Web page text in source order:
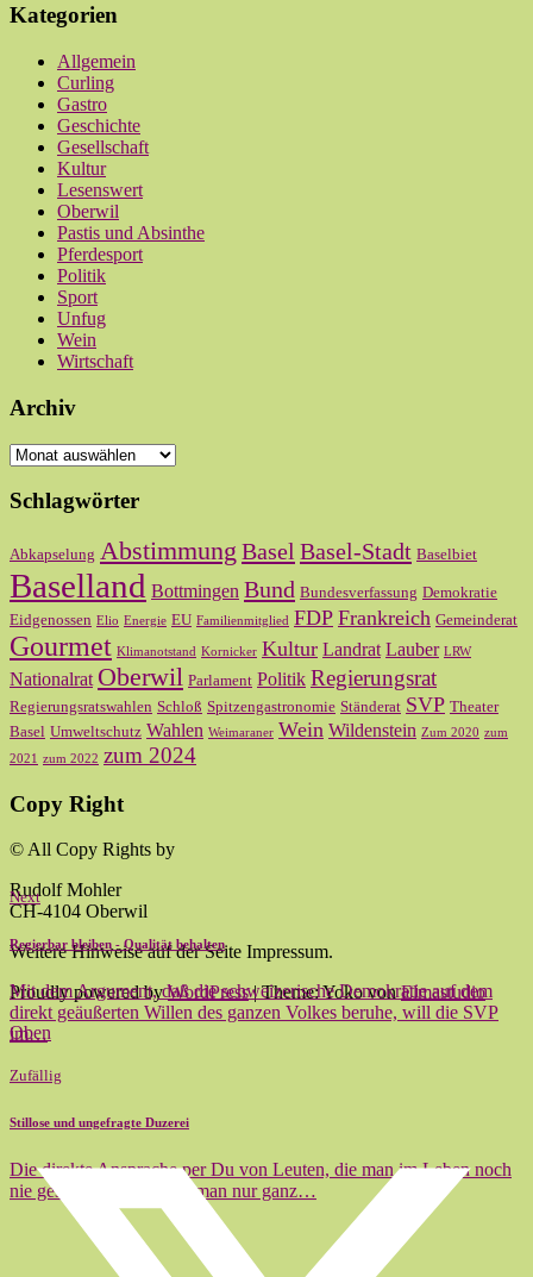
Kategorien
Allgemein
Curling
Gastro
Geschichte
Gesellschaft
Kultur
Lesenswert
Oberwil
Pastis und Absinthe
Pferdesport
Politik
Sport
Unfug
Wein
Wirtschaft
Archiv
Archiv
Schlagwörter
Abkapselung Abstimmung Basel Basel-Stadt Baselbiet
Baselland Bottmingen Bund Bundesverfassung Demokratie
Eidgenossen Elio Energie EU Familienmitglied FDP Frankreich Gemeinderat
Gourmet Klimanotstand Kornicker Kultur Landrat Lauber LRW
Nationalrat Oberwil Parlament Politik Regierungsrat
Regierungsratswahlen Schloß Spitzengastronomie Ständerat SVP Theater
Basel Umweltschutz Wahlen Weimaraner Wein Wildenstein Zum 2020 zum
2021
zum 2022 zum 2024
Copy Right
© All Copy Rights by
Rudolf Mohler
CH-4104 Oberwil
Weitere Hinweise auf der Seite Impressum.
Proudly powered byWordPress|Theme: Yoko vonElmastudio
Oben
Next
Regierbar bleiben - Qualität behalten
Mit dem Argument, daß die schweizerische Demokratie auf dem
direkt geäußerten Willen des ganzen Volkes beruhe, will die SVP
im…
Zufällig
Stillose und ungefragte Duzerei
Die direkte Ansprache per Du von Leuten, die man im Leben noch
nie gesehen hat oder die man nur ganz…